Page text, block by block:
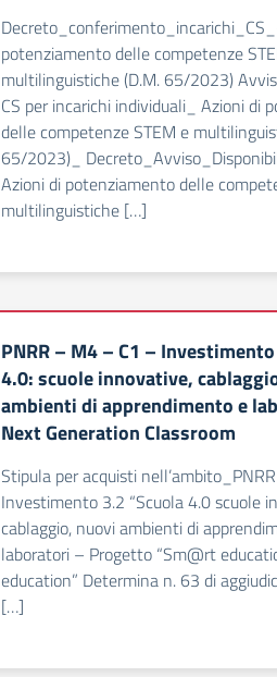
potenziamento delle competenze
multilinguistiche (D.M. 65/2023)
CS per incarichi individuali_ Azioni di
delle competenze STEM e
65/2023)_
Azioni di potenziamento delle
multilinguistiche […]
PNRR – M4 – C1 –
4.0: scuole innovative,
ambienti di apprendimento e
Next Generation Classroom
Stipula per acquisti
Investimento 3.2 “Scuola 4.0 scuole
cablaggio, nuovi ambienti di
laboratori – Progetto “Sm@rt
education” Determina n. 63 di
[…]